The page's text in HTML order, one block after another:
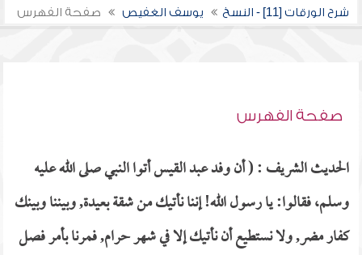
شرح الورقات [11] - النسخ
يوسف الغفيص صفحة الفهرس
صفحة الفهرس
الحديث الشريف : ( أن وفد عبد القيس أتوا النبي صلى الله عليه
وسلم، فقالوا: يا رسول الله! إننا نأتيك من شقة بعيدة, وبيننا وبينك
كفار مضر, ولا نستطيع أن نأتيك إلا في شهر حرام, فمرنا بأمر فصل